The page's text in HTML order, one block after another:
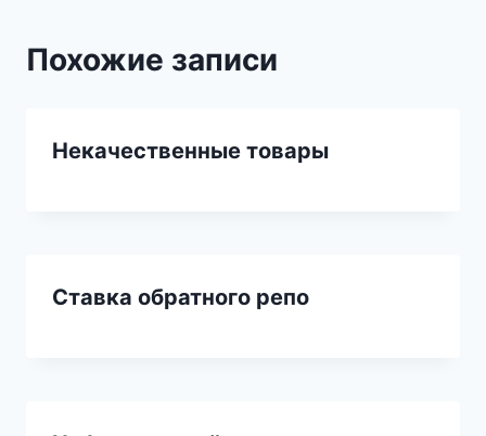
Похожие записи
Некачественные товары
Ставка обратного репо